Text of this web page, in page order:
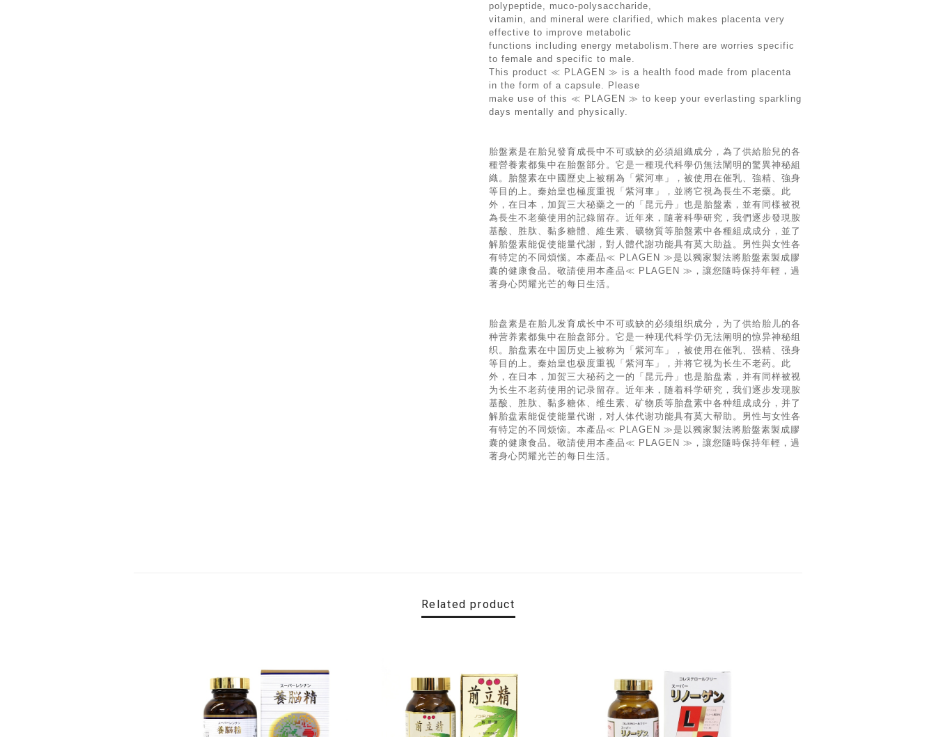
polypeptide, muco-polysaccharide,
vitamin, and mineral were clarified, which makes placenta very
effective to improve metabolic
functions including energy metabolism.There are worries specific
to female and specific to male.
This product ≪ PLAGEN ≫ is a health food made from placenta
in the form of a capsule. Please
make use of this ≪ PLAGEN ≫ to keep your everlasting sparkling
days mentally and physically.
胎盤素是在胎兒發育成長中不可或缺的必須組織成分，為了供給胎兒的各
種營養素都集中在胎盤部分。它是一種現代科學仍無法闡明的驚異神秘組
織。胎盤素在中國歷史上被稱為「紫河車」，被使用在催乳、強精、強身
等目的上。秦始皇也極度重視「紫河車」，並將它視為長生不老藥。此
外，在日本，加賀三大秘藥之一的「昆元丹」也是胎盤素，並有同樣被視
為長生不老藥使用的記錄留存。近年來，隨著科學研究，我們逐步發現胺
基酸、胜肽、黏多糖體、維生素、礦物質等胎盤素中各種組成成分，並了
解胎盤素能促使能量代謝，對人體代謝功能具有莫大助益。男性與女性各
有特定的不同煩惱。本產品≪ PLAGEN ≫是以獨家製法將胎盤素製成膠
囊的健康食品。敬請使用本產品≪ PLAGEN ≫，讓您隨時保持年輕，過
著身心閃耀光芒的每日生活。
胎盘素是在胎儿发育成长中不可或缺的必须组织成分，为了供给胎儿的各
种营养素都集中在胎盘部分。它是一种现代科学仍无法阐明的惊异神秘组
织。胎盘素在中国历史上被称为「紫河车」，被使用在催乳、强精、强身
等目的上。秦始皇也极度重视「紫河车」，并将它视为长生不老药。此
外，在日本，加贺三大秘药之一的「昆元丹」也是胎盘素，并有同样被视
为长生不老药使用的记录留存。近年来，随着科学研究，我们逐步发现胺
基酸、胜肽、黏多糖体、维生素、矿物质等胎盘素中各种组成成分，并了
解胎盘素能促使能量代谢，对人体代谢功能具有莫大帮助。男性与女性各
有特定的不同烦恼。本產品≪ PLAGEN ≫是以獨家製法將胎盤素製成膠
囊的健康食品。敬請使用本產品≪ PLAGEN ≫，讓您隨時保持年輕，過
著身心閃耀光芒的每日生活。
Related product